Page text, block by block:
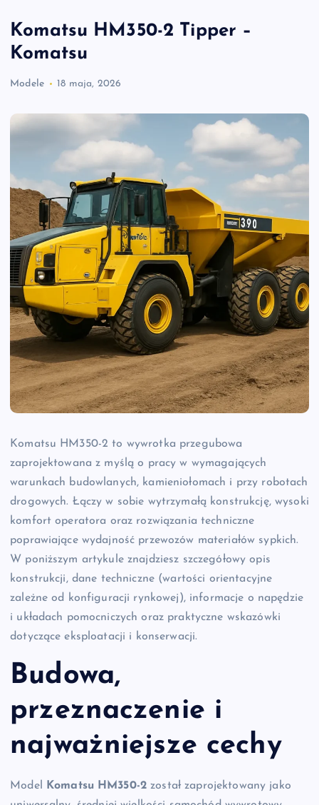
Komatsu HM350-2 Tipper –
Komatsu
Modele 18 maja, 2026
Komatsu HM350-2 to wywrotka przegubowa
zaprojektowana z myślą o pracy w wymagających
warunkach budowlanych, kamieniołomach i przy robotach
drogowych. Łączy w sobie wytrzymałą konstrukcję, wysoki
komfort operatora oraz rozwiązania techniczne
poprawiające wydajność przewozów materiałów sypkich.
W poniższym artykule znajdziesz szczegółowy opis
konstrukcji, dane techniczne (wartości orientacyjne
zależne od konfiguracji rynkowej), informacje o napędzie
i układach pomocniczych oraz praktyczne wskazówki
dotyczące eksploatacji i konserwacji.
Budowa,
przeznaczenie i
najważniejsze cechy
Model Komatsu HM350-2 został zaprojektowany jako